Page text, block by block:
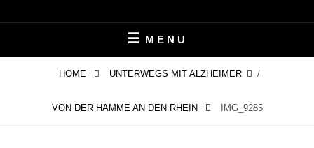
to
PERIFAIR
MENU
HOME UNTERWEGS MIT ALZHEIMER /
VON DER HAMME AN DEN RHEIN IMG_9285